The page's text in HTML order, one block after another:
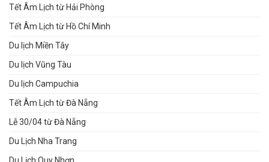
Tết Âm Lịch từ Hải Phòng
Tết Âm Lịch từ Hồ Chí Minh
Du lịch Miền Tây
Du lịch Vũng Tàu
Du lịch Campuchia
Tết Âm Lịch từ Đà Nẵng
Lễ 30/04 từ Đà Nẵng
Du Lịch Nha Trang
Du Lịch Quy Nhơn